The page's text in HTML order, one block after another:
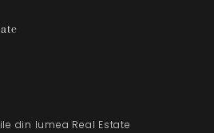
din lumea Real Estate